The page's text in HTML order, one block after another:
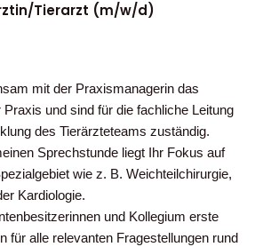
Tierarzt (m/w/d)
mit der Praxismanagerin das
Praxis und sind für die fachliche Leitung
des Tierärzteteams zuständig.
Sprechstunde liegt Ihr Fokus auf
wie z. B. Weichteilchirurgie,
Kardiologie.
und Kollegium erste
für alle relevanten Fragestellungen rund